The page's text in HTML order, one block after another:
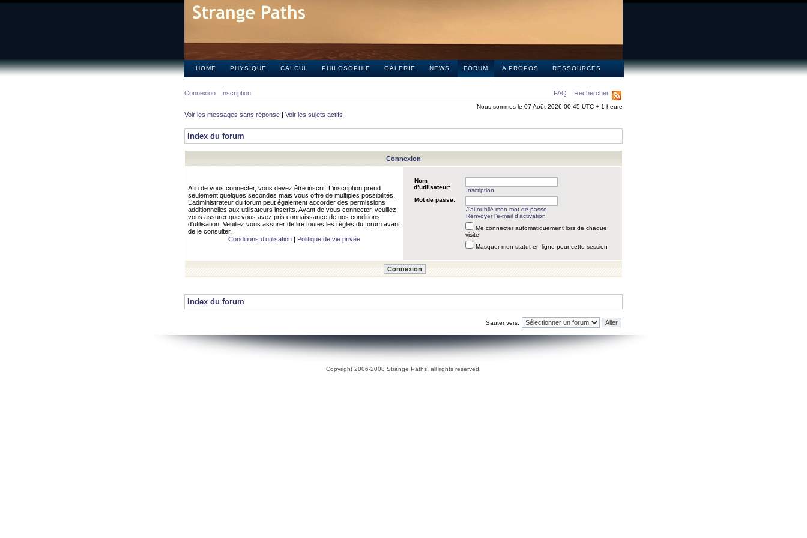
HOME PHYSIQUE CALCUL PHILOSOPHIE GALERIE NEWS FORUM A PROPOS RESSOURCES
FAQ Rechercher
Connexion Inscription
Nous sommes le 07 Août 2026 00:45 UTC + 1 heure
Voir les messages sans réponse | Voir les sujets actifs
Index du forum
Connexion
Afin de vous connecter, vous devez être inscrit. L’inscription prend
seulement quelques secondes mais vous offre de multiples possibilités.
L’administrateur du forum peut également accorder des permissions
additionnelles aux utilisateurs inscrits. Avant de vous connecter, veuillez
vous assurer que vous avez pris connaissance de nos conditions
d’utilisation. Veuillez vous assurer de lire toutes les règles du forum avant
de le consulter.
Conditions d’utilisation| Politique de vie privée
Nom
d’utilisateur:
Inscription
Mot de passe:
J’ai oublié mon mot de passe
Renvoyer l’e-mail d’activation
Me connecter automatiquement lors de chaque
visite
Masquer mon statut en ligne pour cette session
Index du forum
Sauter vers:
Copyright 2006-2008 Strange Paths, all rights reserved.